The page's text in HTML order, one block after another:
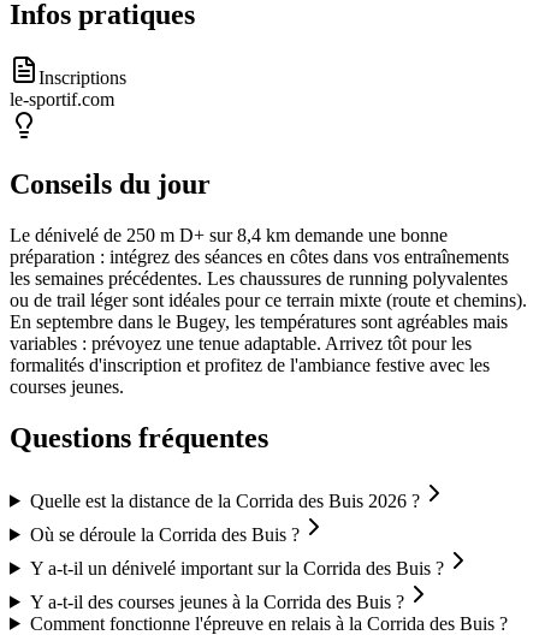
Infos pratiques
Inscriptions
le-sportif.com
Conseils du jour
Le dénivelé de 250 m D+ sur 8,4 km demande une bonne
préparation : intégrez des séances en côtes dans vos entraînements
les semaines précédentes. Les chaussures de running polyvalentes
ou de trail léger sont idéales pour ce terrain mixte (route et chemins).
En septembre dans le Bugey, les températures sont agréables mais
variables : prévoyez une tenue adaptable. Arrivez tôt pour les
formalités d'inscription et profitez de l'ambiance festive avec les
courses jeunes.
Questions fréquentes
Quelle est la distance de la Corrida des Buis 2026 ?
Où se déroule la Corrida des Buis ?
Y a-t-il un dénivelé important sur la Corrida des Buis ?
Y a-t-il des courses jeunes à la Corrida des Buis ?
Comment fonctionne l'épreuve en relais à la Corrida des Buis ?